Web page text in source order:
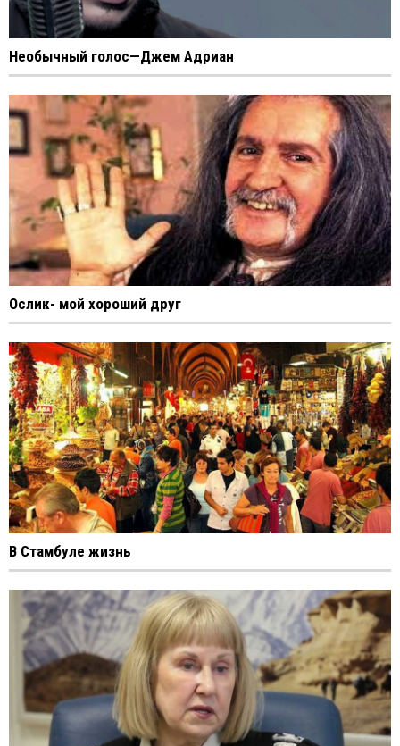
Необычный голос—Джем Адриан
Ослик- мой хороший друг
В Стамбуле жизнь